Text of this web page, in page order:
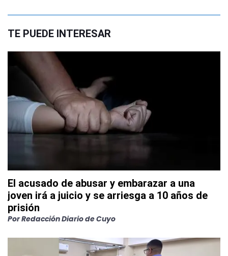
TE PUEDE INTERESAR
El acusado de abusar y embarazar a una
joven irá a juicio y se arriesga a 10 años de
prisión
PorRedacción Diario de Cuyo